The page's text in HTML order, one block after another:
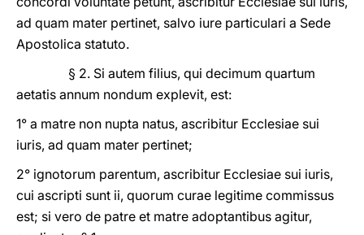
ad quam mater pertinet, salvo iure particulari a Sede
Apostolica statuto.
§ 2. Si autem filius, qui decimum quartum
aetatis annum nondum explevit, est:
1° a matre non nupta natus, ascribitur Ecclesiae sui
iuris, ad quam mater pertinet;
2° ignotorum parentum, ascribitur Ecclesiae sui iuris,
cui ascripti sunt ii, quorum curae legitime commissus
est; si vero de patre et matre adoptantibus agitur,